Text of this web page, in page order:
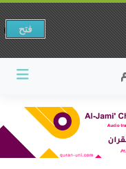
فتح